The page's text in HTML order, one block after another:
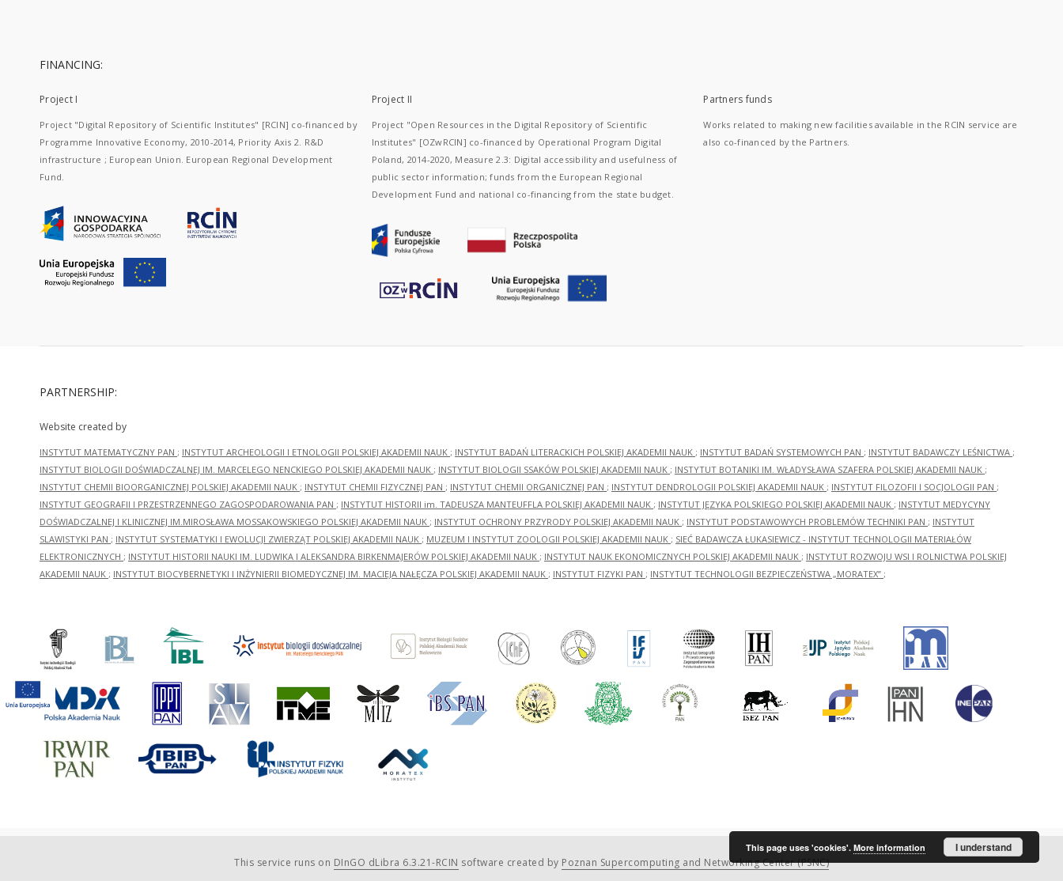
FINANCING:
Project I
Project "Digital Repository of Scientific Institutes" [RCIN] co-financed by
Programme Innovative Economy, 2010-2014, Priority Axis 2. R&D
infrastructure ; European Union. European Regional Development
Fund.
Project II
Project "Open Resources in the Digital Repository of Scientific
Institutes" [OZwRCIN] co-financed by Operational Program Digital
Poland, 2014-2020, Measure 2.3: Digital accessibility and usefulness of
public sector information; funds from the European Regional
Development Fund and national co-financing from the state budget.
Partners funds
Works related to making new facilities available in the RCIN service are
also co-financed by the Partners.
PARTNERSHIP:
Website created by
INSTYTUT MATEMATYCZNY PAN ; INSTYTUT ARCHEOLOGII I ETNOLOGII POLSKIEJ AKADEMII NAUK ; INSTYTUT BADAŃ LITERACKICH POLSKIEJ AKADEMII NAUK ; INSTYTUT BADAŃ SYSTEMOWYCH PAN ; INSTYTUT BADAWCZY LEŚNICTWA ;
INSTYTUT BIOLOGII DOŚWIADCZALNEJ IM. MARCELEGO NENCKIEGO POLSKIEJ AKADEMII NAUK ; INSTYTUT BIOLOGII SSAKÓW POLSKIEJ AKADEMII NAUK ; INSTYTUT BOTANIKI IM. WŁADYSŁAWA SZAFERA POLSKIEJ AKADEMII NAUK ;
INSTYTUT CHEMII BIOORGANICZNEJ POLSKIEJ AKADEMII NAUK ; INSTYTUT CHEMII FIZYCZNEJ PAN ; INSTYTUT CHEMII ORGANICZNEJ PAN ; INSTYTUT DENDROLOGII POLSKIEJ AKADEMII NAUK ; INSTYTUT FILOZOFII I SOCJOLOGII PAN ;
INSTYTUT GEOGRAFII I PRZESTRZENNEGO ZAGOSPODAROWANIA PAN ; INSTYTUT HISTORII im. TADEUSZA MANTEUFFLA POLSKIEJ AKADEMII NAUK ; INSTYTUT JĘZYKA POLSKIEGO POLSKIEJ AKADEMII NAUK ; INSTYTUT MEDYCYNY
DOŚWIADCZALNEJ I KLINICZNEJ IM.MIROSŁAWA MOSSAKOWSKIEGO POLSKIEJ AKADEMII NAUK ; INSTYTUT OCHRONY PRZYRODY POLSKIEJ AKADEMII NAUK ; INSTYTUT PODSTAWOWYCH PROBLEMÓW TECHNIKI PAN ; INSTYTUT
SLAWISTYKI PAN ; INSTYTUT SYSTEMATYKI I EWOLUCJI ZWIERZĄT POLSKIEJ AKADEMII NAUK ; MUZEUM I INSTYTUT ZOOLOGII POLSKIEJ AKADEMII NAUK ; SIEĆ BADAWCZA ŁUKASIEWICZ - INSTYTUT TECHNOLOGII MATERIAŁÓW
ELEKTRONICZNYCH ; INSTYTUT HISTORII NAUKI IM. LUDWIKA I ALEKSANDRA BIRKENMAJERÓW POLSKIEJ AKADEMII NAUK ; INSTYTUT NAUK EKONOMICZNYCH POLSKIEJ AKADEMII NAUK ; INSTYTUT ROZWOJU WSI I ROLNICTWA POLSKIEJ
AKADEMII NAUK ; INSTYTUT BIOCYBERNETYKI I INŻYNIERII BIOMEDYCZNEJ IM. MACIEJA NAŁĘCZA POLSKIEJ AKADEMII NAUK ; INSTYTUT FIZYKI PAN ; INSTYTUT TECHNOLOGII BEZPIECZEŃSTWA „MORATEX” ;
This service runs on DInGO dLibra 6.3.21-RCIN software created by Poznan Supercomputing and Networking Center (PSNC)
This page uses 'cookies'. More information I understand